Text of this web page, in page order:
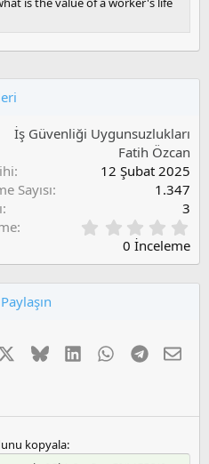
İş Güvenliği Uygunsuzlukları
Fatih Özcan
12 Şubat 2025
Sayısı
1.347
3
,
0
O
0 İnceleme
BlueskyLinkedInWhatsApp
Telegram
E-
kopyala